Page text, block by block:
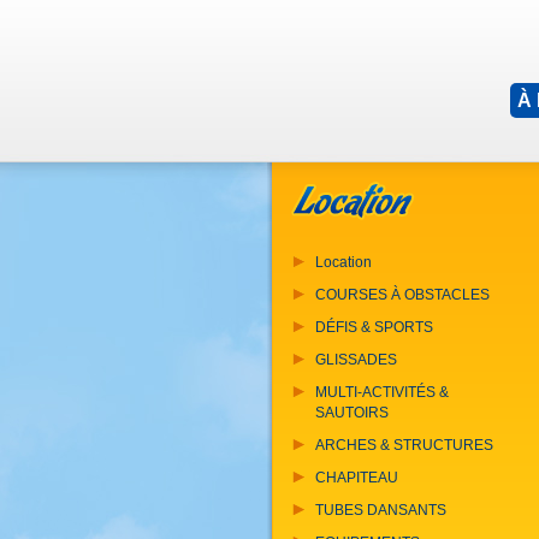
À
Location
COURSES À OBSTACLES
DÉFIS & SPORTS
GLISSADES
MULTI-ACTIVITÉS &
SAUTOIRS
ARCHES & STRUCTURES
CHAPITEAU
TUBES DANSANTS